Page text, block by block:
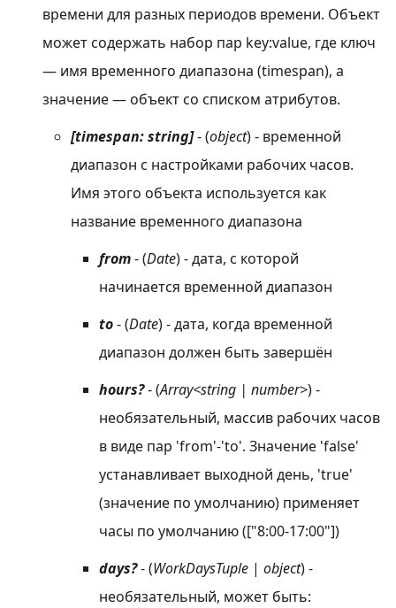
времени для разных периодов времени. Объект
может содержать набор пар key:value, где ключ
— имя временного диапазона (timespan), а
значение — объект со списком атрибутов.
[timespan: string]- (object) - временной
диапазон с настройками рабочих часов.
Имя этого объекта используется как
название временного диапазона
from- (Date) - дата, с которой
начинается временной диапазон
to- (Date) - дата, когда временной
диапазон должен быть завершён
hours?- (Array<string | number>) -
необязательный, массив рабочих часов
в виде пар 'from'-'to'. Значение 'false'
устанавливает выходной день, 'true'
(значение по умолчанию) применяет
часы по умолчанию (["8:00-17:00"])
days?- (WorkDaysTuple | object) -
необязательный, может быть: